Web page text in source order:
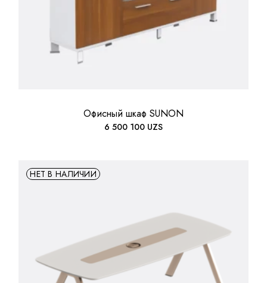
Офисный шкаф SUNON
6 500 100 UZS
НЕТ В НАЛИЧИИ